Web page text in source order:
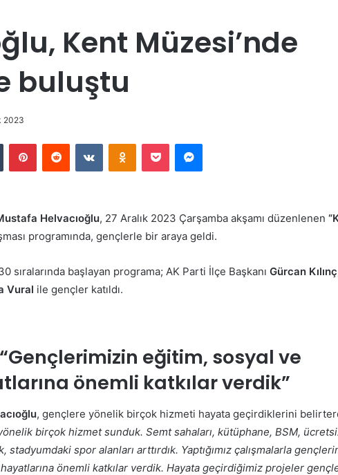
Kent Müzesi’nde
buluştu
2023
Tumblr PinterestReddit VKontakteOdnoklassniki
Pocket Messenger
Helvacıoğlu, 27 Aralık 2023 Çarşamba akşamı düzenlenen
programında, gençlerle bir araya geldi.
sıralarında başlayan programa; AK Parti İlçe Başkanı Gürcan Kılınç
Vural ile gençler katıldı.
Gençlerimizin eğitim, sosyal ve
önemli katkılar verdik”
, gençlere yönelik birçok hizmeti hayata geçirdiklerini
birçok hizmet sunduk. Semt sahaları, kütüphane, BSM,
stadyumdaki spor alanları arttırdık. Yaptığımız çalışmalarla
önemli katkılar verdik. Hayata geçirdiğimiz projeler